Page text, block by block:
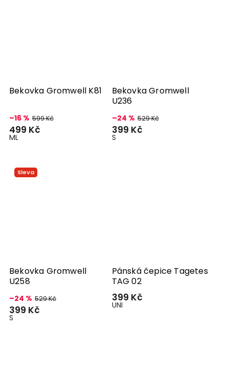
Bekovka Gromwell K81
–16 % 599 Kč
499 Kč
ML
Bekovka Gromwell
U236
–24 % 529 Kč
399 Kč
S
Sleva
Bekovka Gromwell
U258
–24 % 529 Kč
399 Kč
S
Pánská čepice Tagetes
TAG 02
399 Kč
UNI